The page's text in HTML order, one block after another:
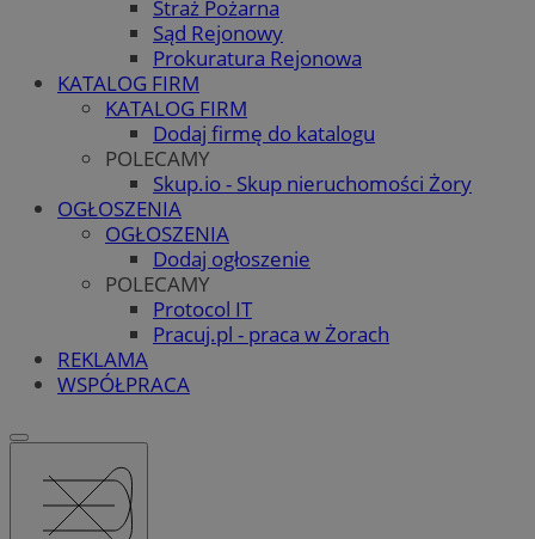
Straż Pożarna
Sąd Rejonowy
Prokuratura Rejonowa
KATALOG FIRM
KATALOG FIRM
Dodaj firmę do katalogu
POLECAMY
Skup.io - Skup nieruchomości Żory
OGŁOSZENIA
OGŁOSZENIA
Dodaj ogłoszenie
POLECAMY
Protocol IT
Pracuj.pl - praca w Żorach
REKLAMA
WSPÓŁPRACA